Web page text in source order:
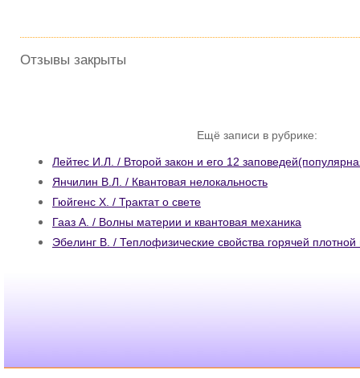
Отзывы закрыты
Ещё записи в рубрике:
Лейтес И.Л. / Второй закон и его 12
Янчилин В.Л. / Квантовая нелокальность
Гюйгенс Х. / Трактат о свете
Гааз А. / Волны материи и квантовая механика
Эбелинг В. / Теплофизические свойства горячей